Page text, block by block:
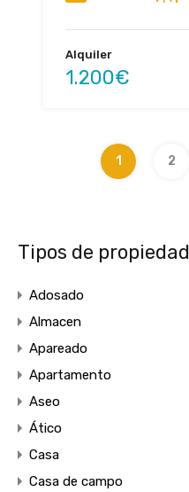
Alquiler
1.200€
1 2
Tipos de propiedad
Adosado
Almacen
Apareado
Apartamento
Aseo
Ático
Casa
Casa de campo